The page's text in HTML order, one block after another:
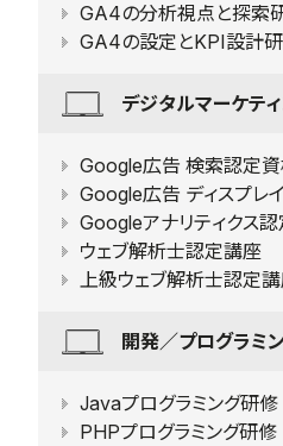
GA4の分析視点と探索
GA4の設定とKPI設計
デジタルマーケテ
Google広告 検索認定
Google広告 ディスプレ
Googleアナリティクス
ウェブ解析士認定講座
上級ウェブ解析士認定
開発／プログラミ
Javaプログラミング研修
PHPプログラミング研修